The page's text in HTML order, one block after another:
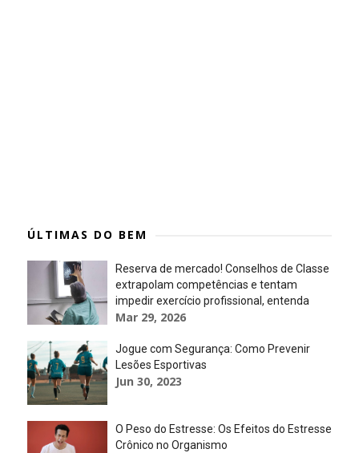
ÚLTIMAS DO BEM
Reserva de mercado! Conselhos de Classe
extrapolam competências e tentam
impedir exercício profissional, entenda
Mar 29, 2026
Jogue com Segurança: Como Prevenir
Lesões Esportivas
Jun 30, 2023
O Peso do Estresse: Os Efeitos do Estresse
Crônico no Organismo